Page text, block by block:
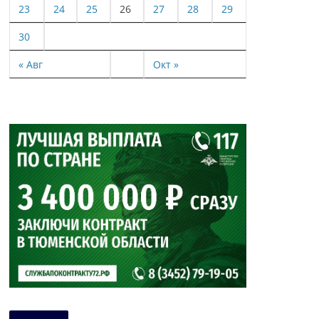
« Авг Окт »
23 24 25 26 27 28 29
30